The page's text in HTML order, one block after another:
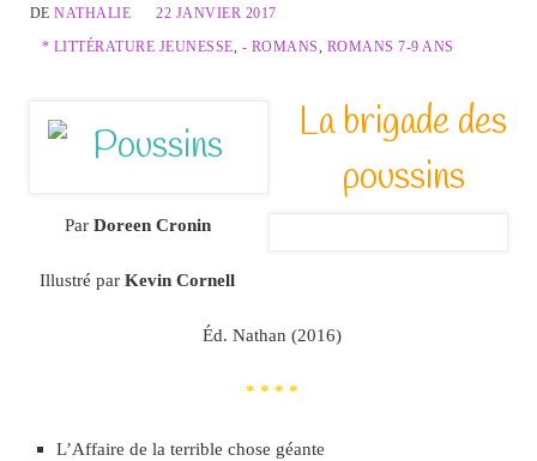
DENATHALIE
22 JANVIER 2017
* LITTÉRATURE JEUNESSE - ROMANS ROMANS 7-9 ANS
La brigade des
poussins
Par Doreen Cronin
Illustré par Kevin Cornell
Éd. Nathan (2016)
* * * *
L’Affaire de la terrible chose géante